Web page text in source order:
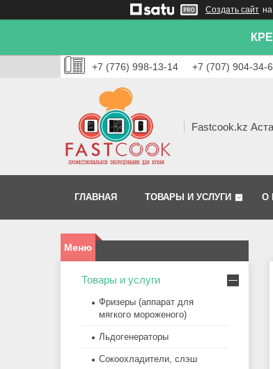
Создать сайт
+7 (776) 998-13-14 +7 (707) 904-34-
Fastcook.kz
ГЛАВНАЯ ТОВАРЫ И УСЛУГИ О
Товары и услуги
Фризеры (аппарат для
мягкого мороженого)
Льдогенераторы
Сокоохладители, слэш